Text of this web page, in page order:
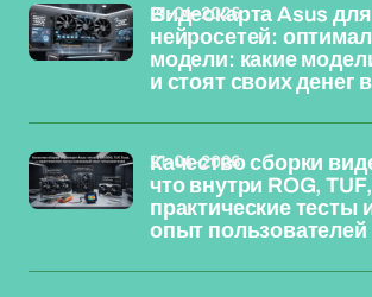
Видеокарта Asus для
нейросетей:
модели: какие
и стоят своих денег
21-04-2026
Качество сборки
что внутри ROG,
практические тесты
опыт пользователей
21-04-2026